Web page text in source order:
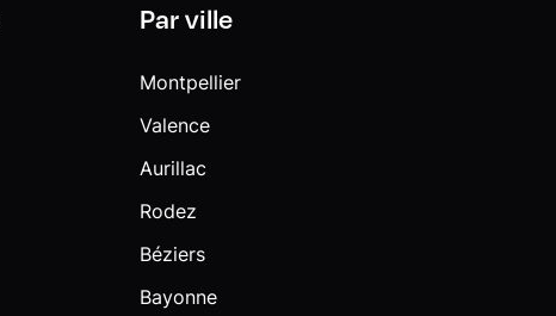
Par ville
Montpellier
Valence
Aurillac
Rodez
Béziers
Bayonne